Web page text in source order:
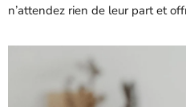
n’attendez rien de leur part et